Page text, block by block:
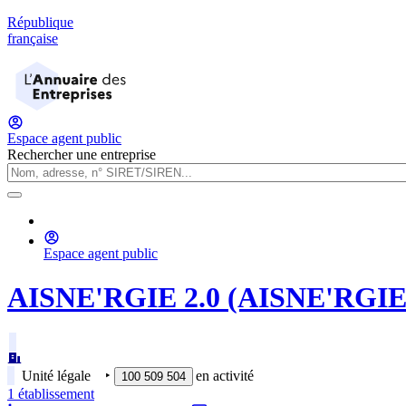
République
française
Espace agent public
Rechercher une entreprise
Espace agent public
AISNE'RGIE 2.0
Unité légale ‣ 100 509 504
en activité
1 établissement